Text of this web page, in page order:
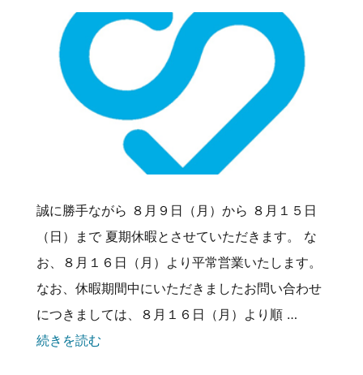
誠に勝手ながら ８月９日（月）から ８月１５日
（日）まで 夏期休暇とさせていただきます。 な
お、８月１６日（月）より平常営業いたします。
なお、休暇期間中にいただきましたお問い合わせ
につきましては、８月１６日（月）より順 …
続きを読む